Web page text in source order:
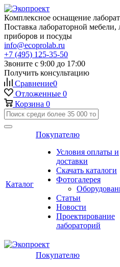
Комплексное оснащение
Поставка лабораторной мебели,
приборов и посуды
info@ecoprolab.ru
+7 (495) 125-35-50
Звоните с 9:00 до 17:00
Получить консультацию
Сравнение0
Отложенные 0
Корзина 0
Каталог
Покупателю
Условия оплаты и
доставки
Скачать каталоги
Фотогалерея
Статьи
Новости
Проектирование
лабораторий
Покупателю